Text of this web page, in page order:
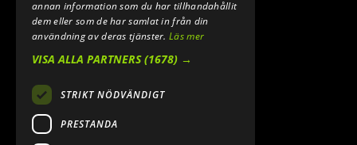
annan information som du har tillhandahållit
dem eller som de har samlat in från din
användning av deras tjänster.Läs mer
VISA ALLA PARTNERS(1678) →
STRIKT NÖDVÄNDIGT
PRESTANDA